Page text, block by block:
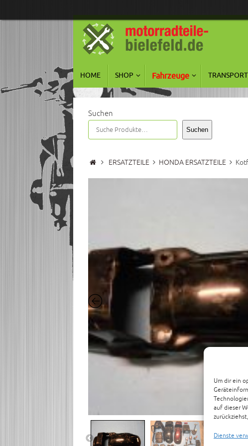
Um dir ein
auf dieser
Dienste
Zum
Zum
Inhalt
springen
HOME SHOP Fahrzeuge
Suchen
Suchen
StartERSATZTEILE HONDA ERSATZTEILE